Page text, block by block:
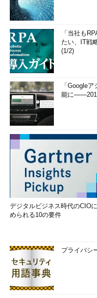
「当社も
たい、IT戦
(1/2)
「Google
能に
デジタルビジネス時代のCIO
められる10の要件
プライバシ